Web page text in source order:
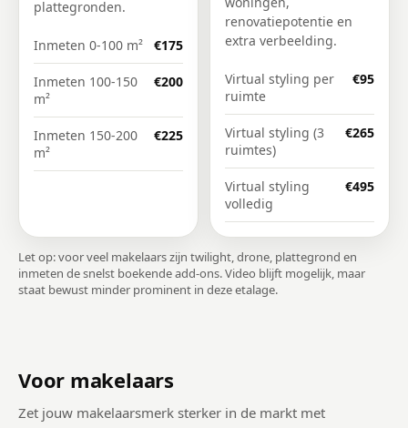
plattegronden.
Inmeten 0-100 m² €175
Inmeten 100-150
m²
€200
Inmeten 150-200
m²
€225
renovatiepotentie en
extra verbeelding.
Virtual styling per
ruimte
€95
Virtual styling (3
ruimtes)
€265
Virtual styling
volledig
€495
Let op: voor veel makelaars zijn twilight, drone, plattegrond en
inmeten de snelst boekende add-ons. Video blijft mogelijk, maar
staat bewust minder prominent in deze etalage.
Voor makelaars
Zet jouw makelaarsmerk sterker in de markt met